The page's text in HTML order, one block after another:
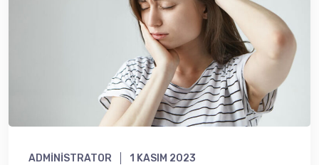
ADMINISTRATOR 1 KASIM 2023